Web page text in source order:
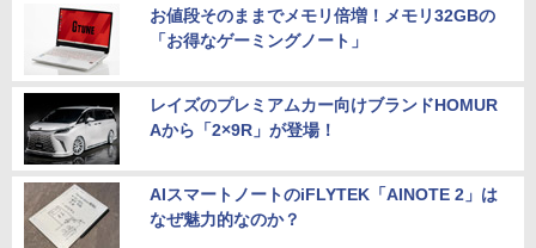
お値段そのままでメモリ倍増！メモリ32GBの
「お得なゲーミングノート」
レイズのプレミアムカー向けブランドHOMUR
Aから「2×9R」が登場！
AIスマートノートのiFLYTEK「AINOTE 2」は
なぜ魅力的なのか？